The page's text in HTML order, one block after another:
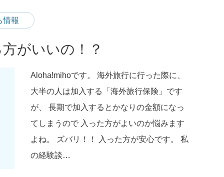
情報
がいいの！？
Aloha!mihoです。 海外旅行に行った際に、
大半の人は加入する「海外旅行保険」です
が、 長期で加入するとかなりの金額になっ
てしまうので 入った方がよいのか悩みます
よね。 ズバリ！！ 入った方が安心です。 私
の経験談…